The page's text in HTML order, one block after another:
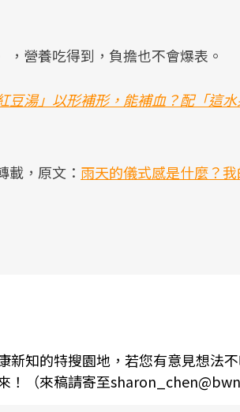
營養吃得到，負擔也不會爆表。
豆湯」以形補形，能補血？配「這
載，原文： 雨天的儀式感是什麼？
新知的特搜園地，若您有意見想法
！（來稿請寄至